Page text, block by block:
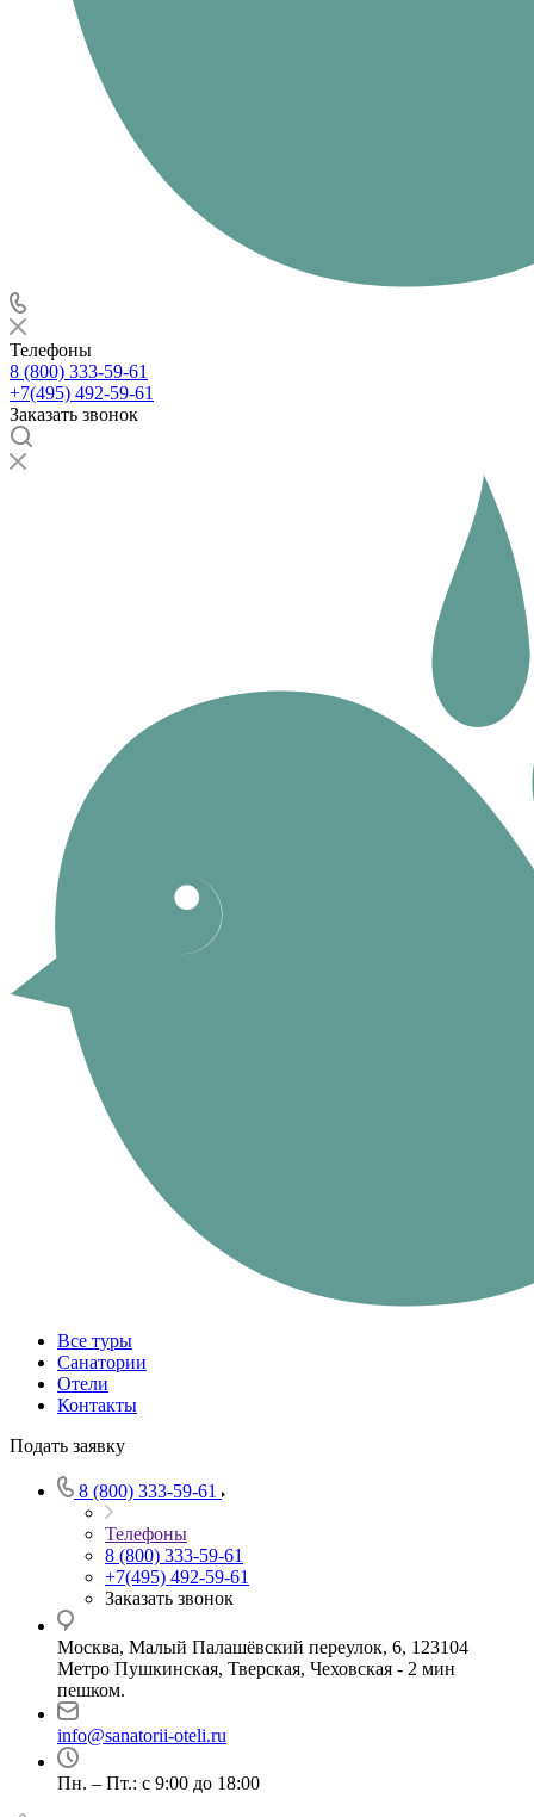
Телефоны
8 (800) 333-59-61
+7(495) 492-59-61
Заказать звонок
Все туры
Санатории
Отели
Контакты
Подать заявку
8 (800) 333-59-61
Телефоны
8 (800) 333-59-61
+7(495) 492-59-61
Заказать звонок
Москва, Малый Палашёвский переулок, 6, 123104
Метро Пушкинская, Тверская, Чеховская - 2 мин
пешком.
info@sanatorii-oteli.ru
Пн. – Пт.: с 9:00 до 18:00